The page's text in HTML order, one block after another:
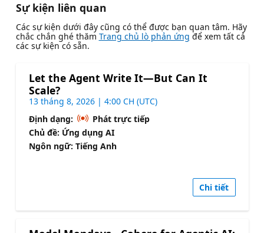
Sự kiện liên quan
Các sự kiện dưới đây cũng có thể được bạn quan tâm. Hãy
chắc chắn ghé thăm Trang chủ lò phản ứng để xem tất cả
các sự kiện có sẵn.
Let the Agent Write It—But Can It
Scale?
13 tháng 8, 2026 | 4:00 CH (UTC)
Định dạng:
Phát trực tiếp
Chủ đề: Ứng dụng AI
Ngôn ngữ: Tiếng Anh
Chi tiết